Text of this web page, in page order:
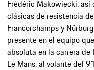
Frédéric Makowiecki, así
clásicas de resistencia
Francorchamps y
presente en el equipo
absoluta en la carrera
Le Mans, al volante del